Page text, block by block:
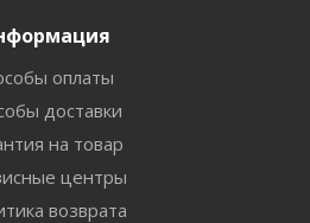
оплаты
доставки
на товар
центры
возврата